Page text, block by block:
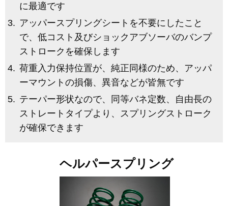
に最適です
アッパースプリングシートを不要にしたこと
で、低コスト及びショックアブソーバのバンプ
ストロークを確保します
荷重入力保持位置が、純正同様のため、アッパ
ーマウントの損傷、異音などが皆無です
テーパー形状なので、同等バネ定数、自由長の
ストレートタイプより、スプリングストローク
が確保できます
ヘルパースプリング